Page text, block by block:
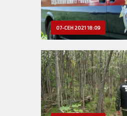
07-СЕН 2021 18:09